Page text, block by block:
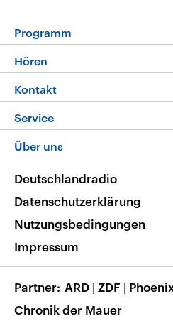
Programm
Programm
Die Nachrichten
Nachrichtenleicht
Neue Beiträge auf
Hören
Livestream
Podcasts
Deutschlandfunk App
Nachrichten App
Frequenzen
Kontakt
Hörerservice
Service
FAQ
Veranstaltungen
Musikliste
RSS
Über uns
Barrierefreiheit
Deutschlandradio
Datenschutzerklärung
Nutzungsbedingungen
Impressum
Partner ARD | ZDF |
Chronik der Mauer